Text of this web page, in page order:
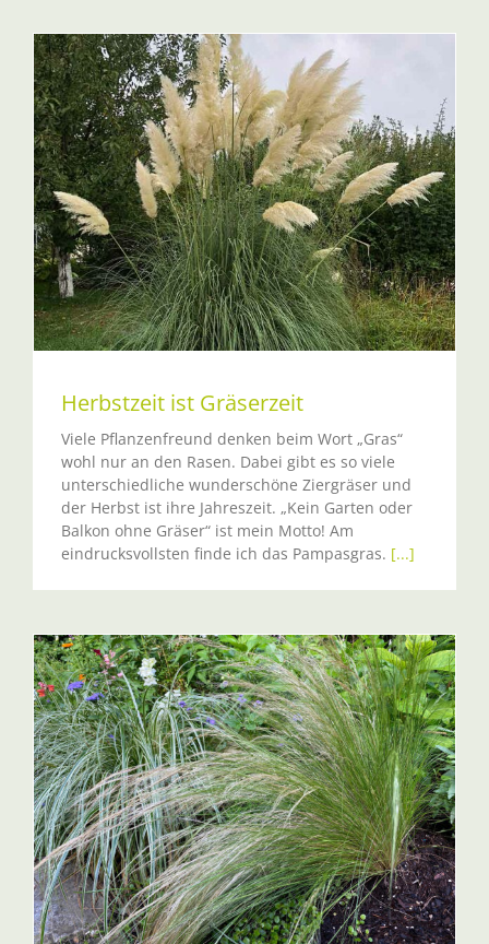
Herbstzeit ist Gräserzeit
Viele Pflanzenfreund denken beim Wort „Gras“
wohl nur an den Rasen. Dabei gibt es so viele
unterschiedliche wunderschöne Ziergräser und
der Herbst ist ihre Jahreszeit. „Kein Garten oder
Balkon ohne Gräser“ ist mein Motto! Am
eindrucksvollsten finde ich das Pampasgras. [...]